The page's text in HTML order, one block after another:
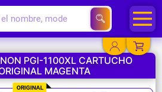
YA EXISTO
PGI-1100XL CARTUCHO
MAGENTA
ORIGINAL